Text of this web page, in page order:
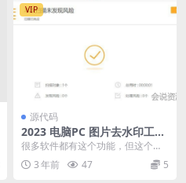
VIP
源代码
2023 电脑PC 图片去水印工具
Inpaint v9.1 单文件版
很多软件都有这个功能，但这个算
法非常自然，软件小巧。 而且极为
简单，涂鸦笔一抹，...
3 年前 47 5